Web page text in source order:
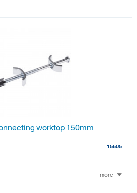
worktop 150mm
15605
more